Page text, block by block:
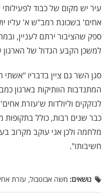
עיר יש מקום של כבוד
אחים' בשכונת רמב"ש א' עליו
ספק שהציבור ירתם לעניין,
למשכן הקבע הגדול של
סגן השר גם ציין בדבריו
המתנדבות הוותיקות בארגון
לנזקקים וליולדות ש'עזרת
כבר שנים רבות, כולל בתקופות
מלחמה ולכן אני עוקב מקרוב
חשיבותו".
נושאים: משה אבוטבול, עזרת